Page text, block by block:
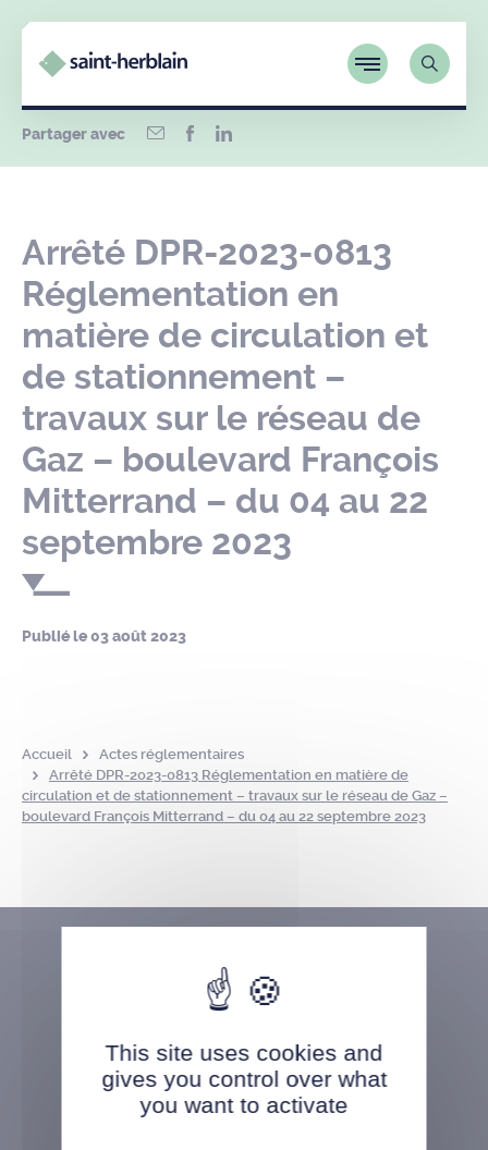
Partager avec
Arrêté DPR-2023-0813
Réglementation en
matière de circulation et
de stationnement –
travaux sur le réseau de
Gaz – boulevard François
Mitterrand – du 04 au 22
septembre 2023
Publié le03 août 2023
Accueil
Actes réglementaires
Arrêté DPR-2023-0813 Réglementation en matière de
circulation et de stationnement – travaux sur le réseau de Gaz –
boulevard François Mitterrand – du 04 au 22 septembre 2023
This site uses cookies and
gives you control over what
you want to activate